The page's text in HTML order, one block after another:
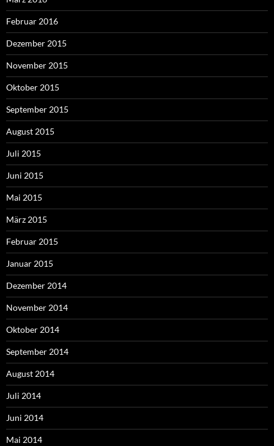
Februar 2016
Dezember 2015
November 2015
Oktober 2015
September 2015
August 2015
Juli 2015
Juni 2015
Mai 2015
März 2015
Februar 2015
Januar 2015
Dezember 2014
November 2014
Oktober 2014
September 2014
August 2014
Juli 2014
Juni 2014
Mai 2014